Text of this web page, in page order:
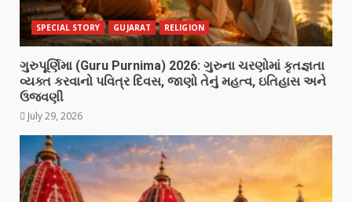
SPECIAL STORY GUJARAT RELIGION
ગુરુપૂર્ણિમા (Guru Purnima) 2026: ગુરુના ચરણોમાં કૃતજ્ઞતા
વ્યક્ત કરવાનો પવિત્ર દિવસ, જાણો તેનું મહત્વ, ઇતિહાસ અને
ઉજવણી
July 29, 2026